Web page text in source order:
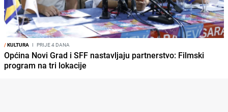
/KULTURA I PRIJE 4 DANA
Općina Novi Grad i SFF nastavljaju partnerstvo: Filmski
program na tri lokacije